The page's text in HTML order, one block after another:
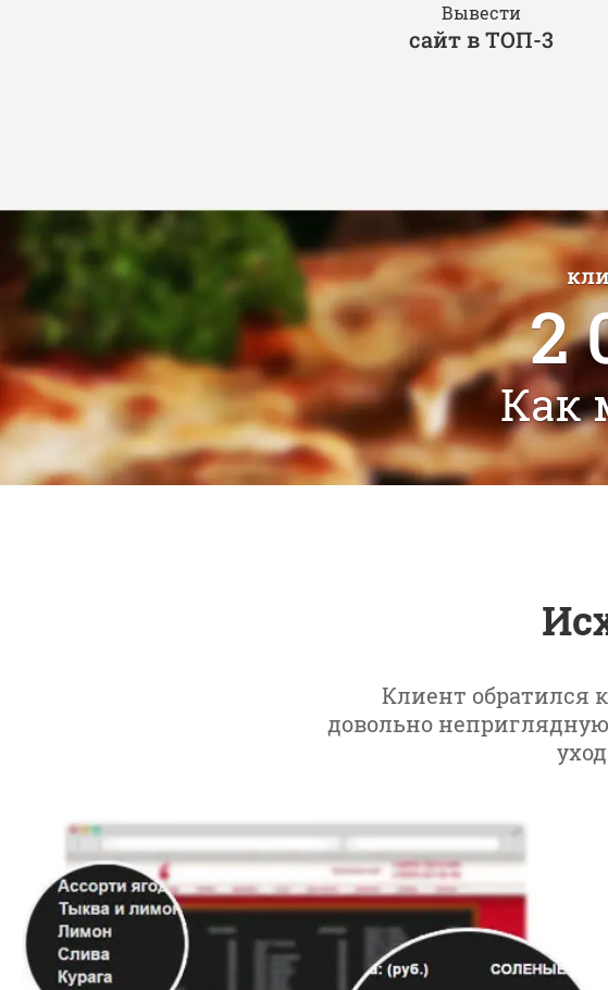
Вывести
сайт в ТОП-3
2
Как
Клиент обратился
довольно